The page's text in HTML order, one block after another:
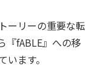
ーリーの重要な転
『fABLE』への移
ます。